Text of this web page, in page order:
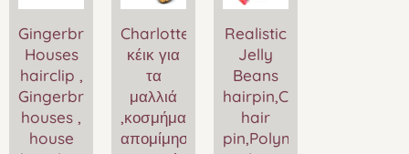
Gingerbread
Houses
hairclip ,
Gingerbread
houses ,
house
Charlotte
κέικ για
τα
μαλλιά
,κοσμήματα
απομίμησης
Realistic
Jelly
Beans
hairpin,Candy
hair
pin,Polymer